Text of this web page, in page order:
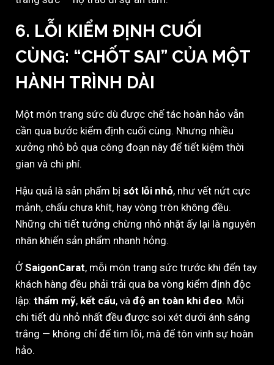
6. LỖI KIỂM ĐỊNH CUỐI
CÙNG: “CHỐT SAI” CỦA MỘT
HÀNH TRÌNH DÀI
Một món trang sức dù được chế tác hoàn hảo vẫn
cần qua bước kiểm định cuối cùng. Nhưng nhiều
xưởng nhỏ bỏ qua công đoạn này để tiết kiệm thời
gian và chi phí.
Hậu quả là sản phẩm bị sót lỗi nhỏ, như vết nứt cực
mảnh, chấu chưa khít, hay vòng tròn không đều.
Những chi tiết tưởng chừng nhỏ nhặt ấy lại là nguyên
nhân khiến sản phẩm nhanh hỏng.
Ở SaigonCarat, mỗi món trang sức trước khi đến tay
khách hàng đều phải trải qua ba vòng kiểm định độc
lập: thẩm mỹ, kết cấu, và độ an toàn khi đeo. Mỗi
chi tiết dù nhỏ nhất đều được soi xét dưới ánh sáng
trắng — không chỉ để tìm lỗi, mà để tôn vinh sự hoàn
hảo.